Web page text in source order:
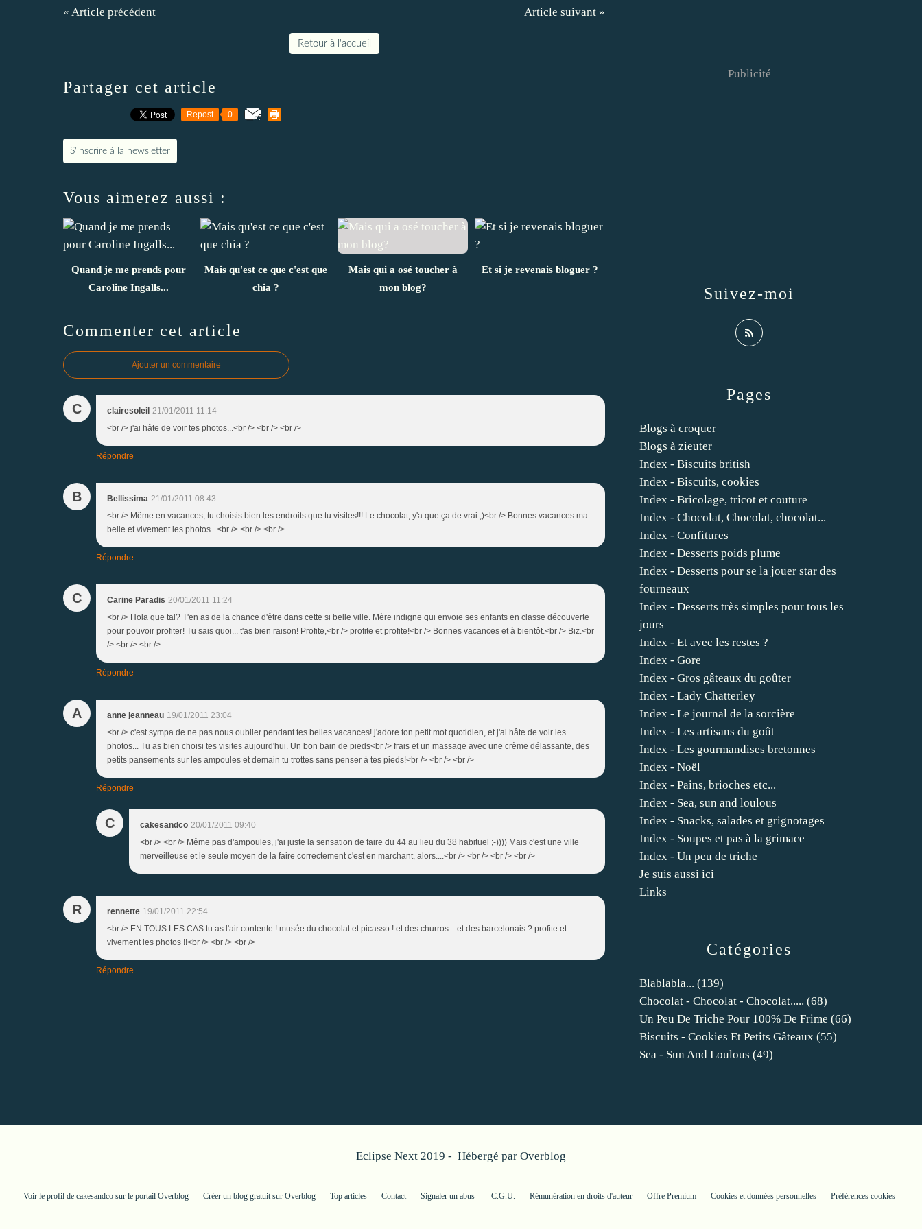
« Article précédent Article suivant »
Retour à l'accueil
Partager cet article
Repost 0
S'inscrire à la newsletter
Vous aimerez aussi :
Quand je me prends pour
Caroline Ingalls...
Mais qu'est ce que c'est que
chia ?
Mais qui a osé toucher à
mon blog?
Et si je revenais bloguer ?
Commenter cet article
Ajouter un commentaire
C clairesoleil 21/01/2011 11:14
<br /> j'ai hâte de voir tes photos...<br /> <br /> <br />
Répondre
B Bellissima 21/01/2011 08:43
<br /> Même en vacances, tu choisis bien les endroits que tu visites!!! Le chocolat, y'a que ça de vrai ;)<br /> Bonnes vacances ma
belle et vivement les photos...<br /> <br /> <br />
Répondre
C Carine Paradis 20/01/2011 11:24
<br /> Hola que tal? T'en as de la chance d'être dans cette si belle ville. Mère indigne qui envoie ses enfants en classe découverte
pour pouvoir profiter! Tu sais quoi... t'as bien raison! Profite,<br /> profite et profite!<br /> Bonnes vacances et à bientôt.<br /> Biz.<br
/> <br /> <br />
Répondre
A anne jeanneau 19/01/2011 23:04
<br /> c'est sympa de ne pas nous oublier pendant tes belles vacances! j'adore ton petit mot quotidien, et j'ai hâte de voir les
photos... Tu as bien choisi tes visites aujourd'hui. Un bon bain de pieds<br /> frais et un massage avec une crème délassante, des
petits pansements sur les ampoules et demain tu trottes sans penser à tes pieds!<br /> <br /> <br />
Répondre
C cakesandco 20/01/2011 09:40
<br /> <br /> Même pas d'ampoules, j'ai juste la sensation de faire du 44 au lieu du 38 habituel ;-)))) Mais c'est une ville
merveilleuse et le seule moyen de la faire correctement c'est en marchant, alors....<br /> <br /> <br /> <br />
R rennette 19/01/2011 22:54
<br /> EN TOUS LES CAS tu as l'air contente ! musée du chocolat et picasso ! et des churros... et des barcelonais ? profite et
vivement les photos !!<br /> <br /> <br />
Répondre
Catégories
Blablabla... (139)
Chocolat - Chocolat - Chocolat..... (68)
Un Peu De Triche Pour 100% De Frime (66)
Biscuits - Cookies Et Petits Gâteaux (55)
Sea - Sun And Loulous (49)
Pages
Blogs à croquer
Blogs à zieuter
Index - Biscuits british
Index - Biscuits, cookies
Index - Bricolage, tricot et couture
Index - Chocolat, Chocolat, chocolat...
Index - Confitures
Index - Desserts poids plume
Index - Desserts pour se la jouer star des
fourneaux
Index - Desserts très simples pour tous les
jours
Index - Et avec les restes ?
Index - Gore
Index - Gros gâteaux du goûter
Index - Lady Chatterley
Index - Le journal de la sorcière
Index - Les artisans du goût
Index - Les gourmandises bretonnes
Index - Noël
Index - Pains, brioches etc...
Index - Sea, sun and loulous
Index - Snacks, salades et grignotages
Index - Soupes et pas à la grimace
Index - Un peu de triche
Je suis aussi ici
Links
Suivez-moi
Publicité
Eclipse Next 2019 - Hébergé par Overblog
Voir le profil de cakesandcosur le portail Overblog Créer un blog gratuit sur Overblog Top articles Contact Signaler un abus C.G.U. Rémunération en droits d'auteur Offre Premium Cookies et données personnelles Préférences cookies